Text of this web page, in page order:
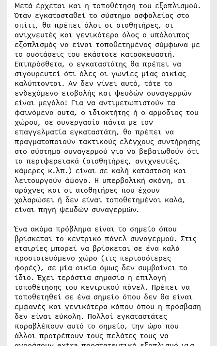
Μετά έρχεται και η τοποθέτηση του εξοπλισμού.
Όταν εγκατασταθεί το σύστημα ασφαλείας στο
σπίτι, θα πρέπει όλοι οι αισθητήρες, οι
ανιχνευτές και γενικότερα όλος ο υπόλοιπος
εξοπλισμός να είναι τοποθετημένος σύμφωνα με
το συστάσεις του εκάστοτε κατασκευαστή.
Επιπρόσθετα, ο εγκαταστάτης θα πρέπει να
σιγουρευτεί ότι όλες οι γωνίες μίας οικίας
καλύπτονται. Αν δεν γίνει αυτό, τότε το
ενδεχόμενο εισβολής και ψευδών συναγερμών
είναι μεγάλο! Για να αντιμετωπιστούν τα
φαινόμενα αυτά, ο ιδιοκτήτης ή ο αρμόδιος του
χώρου, σε συνεργασία πάντα με τον
επαγγελματία εγκαταστάτη, θα πρέπει να
πραγματοποιούν τακτικούς ελέγχους συντήρησης
στο σύστημα συναγερμού για να βεβαιωθούν ότι
τα περιφερειακά (αισθητήρες, ανιχνευτές,
κάμερες κ.λπ.) είναι σε καλή κατάσταση και
λειτουργούν άψογα. Η υπερβολική σκόνη, οι
αράχνες και οι αισθητήρες που έχουν
χαλαρώσει ή δεν είναι τοποθετημένοι καλά,
είναι πηγή ψευδών συναγερμών.
Ένα ακόμα πρόβλημα είναι το σημείο όπου
βρίσκεται το κεντρικό πάνελ συναγερμού. Στις
εταιρίες μπορεί να βρίσκεται σε ένα καλά
προστατευόμενο χώρο (τις περισσότερες
φορές), σε μία οικία όμως δεν συμβαίνει το
ίδιο. Έχει τεράστια σημασία η επιλογή
τοποθέτησης του κεντρικού πάνελ. Πρέπει να
τοποθετηθεί σε ένα σημείο όπου δεν θα είναι
εμφανές και γενικότερα κάπου όπου η πρόσβαση
δεν είναι εύκολη. Πολλοί εγκαταστάτες
παραβλέπουν αυτό το σημείο, την ώρα που
άλλοι προτρέπουν τους πελάτες τους να